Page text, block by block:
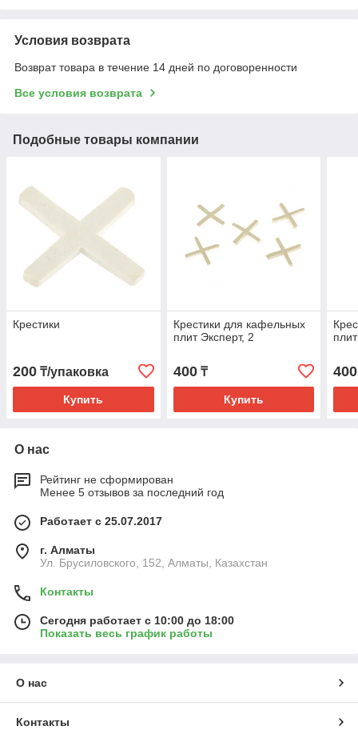
Условия возврата
Возврат товара в течение 14 дней по договоренности
Все условия возврата
Подобные товары компании
Крестики
200 ₸/упаковка
Купить
Крестики для кафельных
плит Эксперт, 2
400₸
Купить
400
О нас
Рейтинг не сформирован
Менее 5 отзывов за последний год
Работает с 25.07.2017
г. Алматы
Ул. Брусиловского, 152, Алматы, Казахстан
Контакты
Сегодня работает с 10:00 до 18:00
Показать весь график работы
О нас
Контакты